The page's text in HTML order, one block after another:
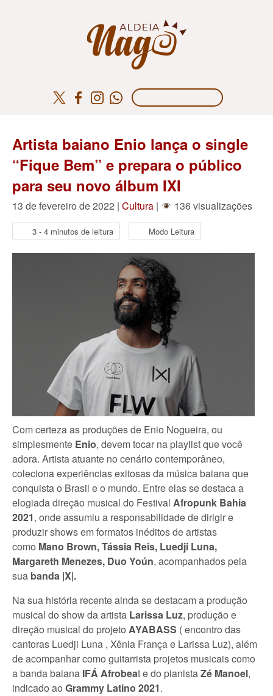
Artista baiano Enio lança o single
“Fique Bem” e prepara o público
para seu novo álbum IXI
13 de fevereiro de 2022 | Cultura | 136 visualizações
3 - 4 minutos de leitura Modo Leitura
Com certeza as produções de Enio Nogueira, ou
simplesmente Enio, devem tocar na playlist que você
adora. Artista atuante no cenário contemporâneo,
coleciona experiências exitosas da música baiana que
conquista o Brasil e o mundo. Entre elas se destaca a
elogiada direção musical do Festival Afropunk Bahia
2021, onde assumiu a responsabilidade de dirigir e
produzir shows em formatos inéditos de artistas
como Mano Brown, Tássia Reis, Luedji Luna,
Margareth Menezes, Duo Yoún, acompanhados pela
sua banda |X|.
Na sua história recente ainda se destacam a produção
musical do show da artista Larissa Luz, produção e
direção musical do projeto AYABASS ( encontro das
cantoras Luedji Luna , Xênia França e Larissa Luz), além
de acompanhar como guitarrista projetos musicais como
a banda baiana IFÁ Afrobeat e do pianistaZé Manoel,
indicado ao Grammy Latino 2021.